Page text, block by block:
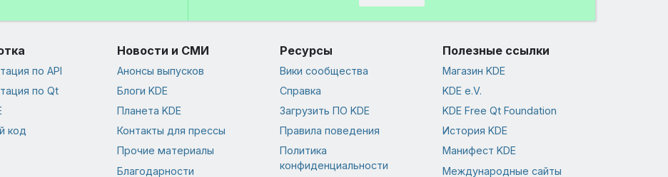
по API
по Qt
код
Новости и СМИ
Анонсы выпусков
Блоги KDE
Планета KDE
Контакты для прессы
Прочие материалы
Благодарности
Ресурсы
Вики сообщества
Справка
Загрузить ПО KDE
Правила поведения
Политика
конфиденциальности
Полезные ссылки
Магазин KDE
KDE e.V.
KDE Free Qt Foundation
История KDE
Манифест KDE
Международные сайты